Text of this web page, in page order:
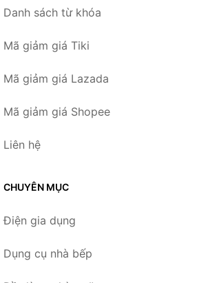
Danh sách từ khóa
Mã giảm giá Tiki
Mã giảm giá Lazada
Mã giảm giá Shopee
Liên hệ
CHUYÊN MỤC
Điện gia dụng
Dụng cụ nhà bếp